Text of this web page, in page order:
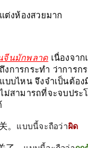
งห้องสวยมาก
จีนมักพลาด เนื่องจา
งการกระทำ ว่าการก
บบไหน จึงจำเป็นต้อง
ม่สามารถที่จะจบประ
แบบนี้จะถือว่าผิด